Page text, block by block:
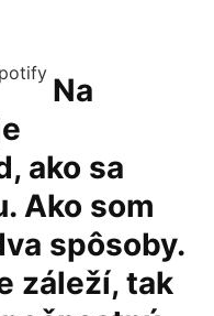
Na
ako sa
Ako som
spôsoby.
záleží, tak